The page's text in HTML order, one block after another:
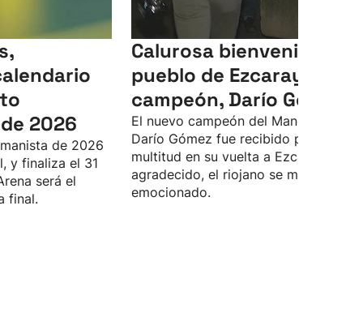
2026
de 2026
y finaliza el 31
será el
final.
Calurosa bienvenida del
pueblo de Ezcaray a su
campeón, Darío Gómez
El nuevo campeón del Manomanista
Darío Gómez fue recibido por una
multitud en su vuelta a Ezcaray. Muy
agradecido, el riojano se mostró muy
emocionado.